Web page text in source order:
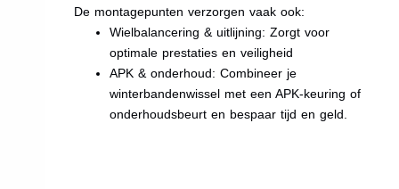
De montagepunten verzorgen vaak ook:
Wielbalancering & uitlijning: Zorgt voor
optimale prestaties en veiligheid
APK & onderhoud: Combineer je
winterbandenwissel met een APK-keuring of
onderhoudsbeurt en bespaar tijd en geld.